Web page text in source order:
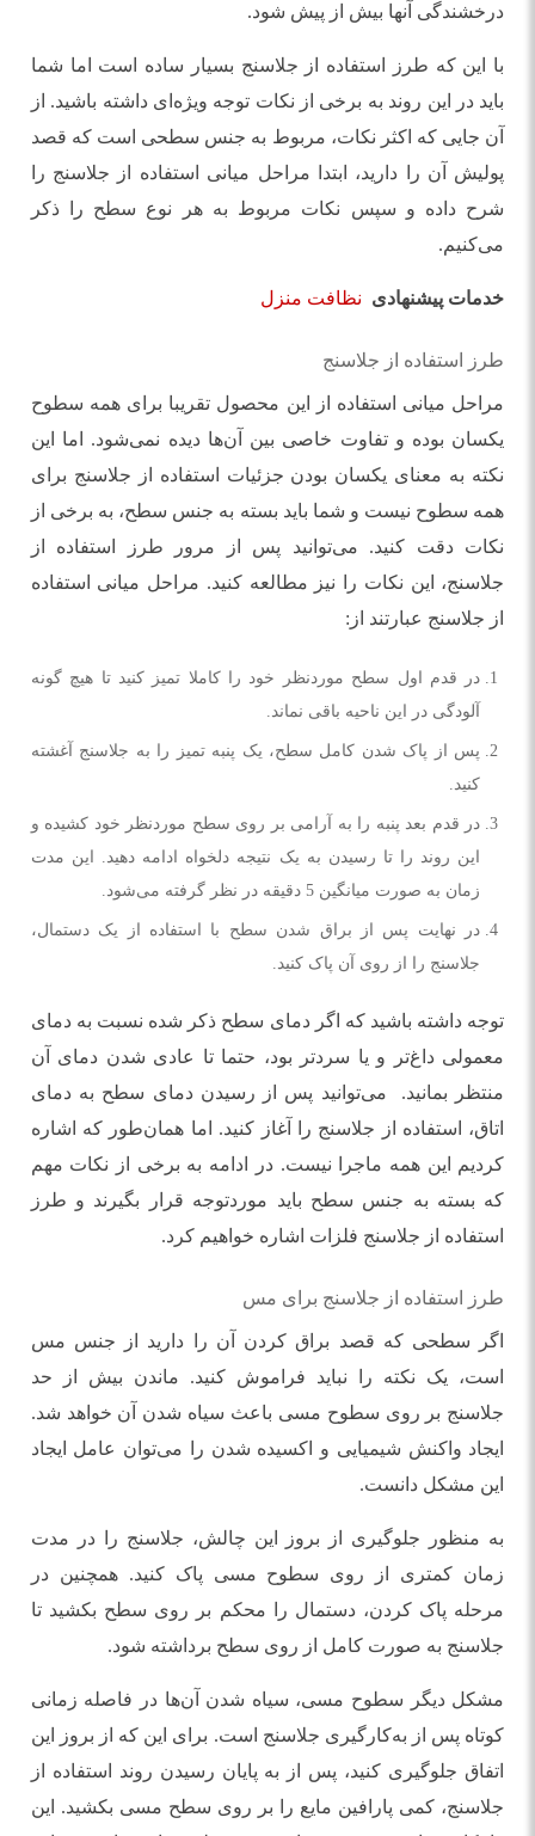
درخشندگی آنها بیش از پیش شود.
با این که طرز استفاده از جلاسنج بسیار ساده است اما شما
باید در این روند به برخی از نکات توجه ویژه‌ای داشته باشید. از
آن جایی که اکثر نکات، مربوط به جنس سطحی است که قصد
پولیش آن را دارید، ابتدا مراحل میانی استفاده از جلاسنج را
شرح داده و سپس نکات مربوط به هر نوع سطح را ذکر
می‌کنیم.
خدمات پیشنهادی نظافت منزل
طرز استفاده از جلاسنج
مراحل میانی استفاده از این محصول تقریبا برای همه سطوح
یکسان بوده و تفاوت خاصی بین آن‌ها دیده نمی‌شود. اما این
نکته به معنای یکسان بودن جزئیات استفاده از جلاسنج برای
همه سطوح نیست و شما باید بسته به جنس سطح، به برخی از
نکات دقت کنید. می‌توانید پس از مرور طرز استفاده از
جلاسنج، این نکات را نیز مطالعه کنید. مراحل میانی استفاده
از جلاسنج عبارتند از:
در قدم اول سطح موردنظر خود را کاملا تمیز کنید تا هیچ گونه
آلودگی در این ناحیه باقی نماند.
پس از پاک شدن کامل سطح، یک پنبه تمیز را به جلاسنج آغشته
کنید.
در قدم بعد پنبه را به آرامی بر روی سطح موردنظر خود کشیده و
این روند را تا رسیدن به یک نتیجه دلخواه ادامه دهید. این مدت
زمان به صورت میانگین 5 دقیقه در نظر گرفته می‌شود.
در نهایت پس از براق شدن سطح با استفاده از یک دستمال،
جلاسنج را از روی آن پاک کنید.
توجه داشته باشید که اگر دمای سطح ذکر شده نسبت به دمای
معمولی داغ‌تر و یا سردتر بود، حتما تا عادی شدن دمای آن
منتظر بمانید. می‌توانید پس از رسیدن دمای سطح به دمای
اتاق، استفاده از جلاسنج را آغاز کنید. اما همان‌طور که اشاره
کردیم این همه ماجرا نیست. در ادامه به برخی از نکات مهم
که بسته به جنس سطح باید موردتوجه قرار بگیرند و طرز
استفاده از جلاسنج فلزات اشاره خواهیم کرد.
طرز استفاده از جلاسنج برای مس
اگر سطحی که قصد براق کردن آن را دارید از جنس مس
است، یک نکته را نباید فراموش کنید. ماندن بیش از حد
جلاسنج بر روی سطوح مسی باعث سیاه شدن آن خواهد شد.
ایجاد واکنش شیمیایی و اکسیده شدن را می‌توان عامل ایجاد
این مشکل دانست.
به منظور جلوگیری از بروز این چالش، جلاسنج را در مدت
زمان کمتری از روی سطوح مسی پاک کنید. همچنین در
مرحله پاک کردن، دستمال را محکم بر روی سطح بکشید تا
جلاسنج به صورت کامل از روی سطح برداشته شود.
مشکل دیگر سطوح مسی، سیاه شدن آن‌ها در فاصله زمانی
کوتاه پس از به‌کارگیری جلاسنج است. برای این که از بروز این
اتفاق جلوگیری کنید، پس از به پایان رسیدن روند استفاده از
جلاسنج، کمی پارافین مایع را بر روی سطح مسی بکشید. این